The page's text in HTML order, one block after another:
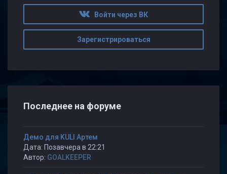
Войти через ВК
Зарегистрироваться
Последнее на форуме
Демо для KULI Артем
Дата: Позавчера в 22:21
Автор: GOALKEEPER